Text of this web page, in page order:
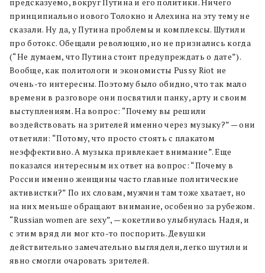
предсказуемо, вокруг Путина и его политики. Ничего
принципиально нового Толокно и Алехина на эту тему не
сказали. Ну да, у Путина проблемы и комплексы. Шутили
про ботокс. Обещали революцию, но не признались когда
(“Не думаем, что Путина стоит предупреждать о дате”).
Вообще, как политологи и экономисты Pussy Riot не
очень-то интересны. Поэтому было обидно, что так мало
времени в разговоре они посвятили панку, арту и своим
выступлениям. На вопрос: “Почему вы решили
воздействовать на зрителей именно через музыку?” — они
ответили: “Потому, что просто стоять с плакатом
неэффективно. А музыка привлекает внимание”. Еще
показался интересным их ответ на вопрос: “Почему в
России именно женщины часто главные политические
активистки?” По их словам, мужчин там тоже хватает, но
на них меньше обращают внимание, особенно за рубежом.
“Russian women are sexy”, — кокетливо улыбнулась Надя, и
с этим вряд ли мог кто-то поспорить. Девушки
действительно замечательно выглядели, легко шутили и
явно смогли очаровать зрителей.